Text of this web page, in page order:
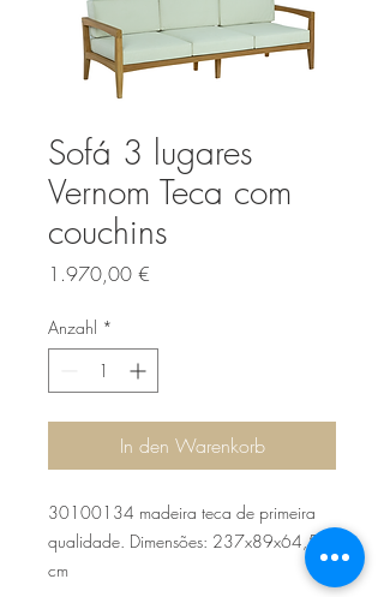
Sofá 3 lugares
Vernom Teca com
couchins
1.970,00 €
Anzahl *
In den Warenkorb
30100134 madeira teca de primeira
qualidade. Dimensões: 237x89x64,5
cm